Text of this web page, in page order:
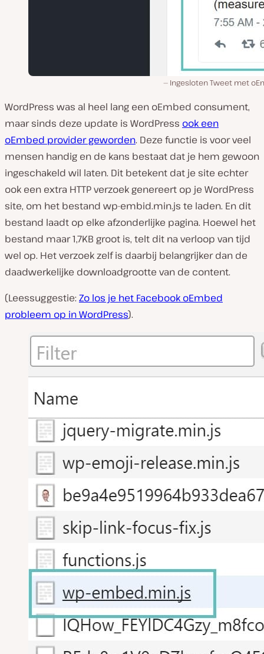
Ingesloten Tweet met
WordPress was al heel lang een oEmbed consument,
maar sinds deze update is WordPress ook een
oEmbed provider geworden. Deze functie is voor veel
mensen handig en de kans bestaat dat je hem gewoon
ingeschakeld wil laten. Dit betekent dat je site echter
ook een extra HTTP verzoek genereert op je WordPress
site, om het bestand wp-embid.min.js te laden. En dit
bestand laadt op elke afzonderlijke pagina. Hoewel het
bestand maar 1,7KB groot is, telt dit na verloop van tijd
wel op. Het verzoek zelf is daarbij belangrijker dan de
daadwerkelijke downloadgrootte van de content.
(Leessuggestie: Zo los je het Facebook oEmbed
probleem op in WordPress).